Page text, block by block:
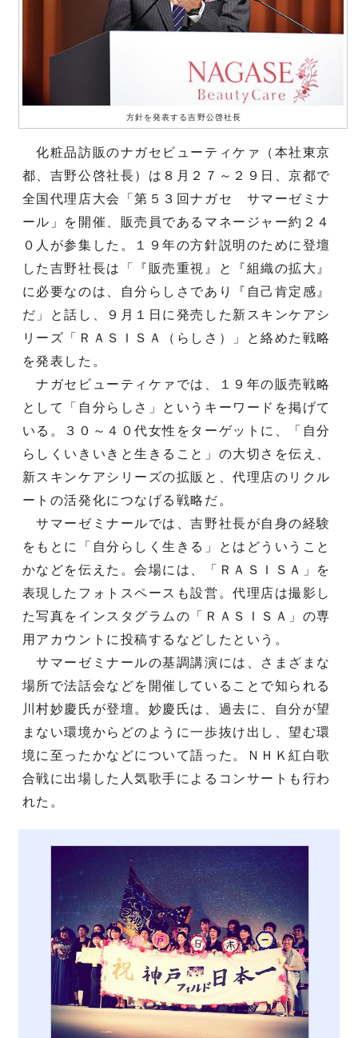
方針を発表する吉野公啓社長
化粧品訪販のナガセビューティケァ（本社東京
都、吉野公啓社長）は８月２７～２９日、京都で
全国代理店大会「第５３回ナガセ サマーゼミナ
ール」を開催、販売員であるマネージャー約２４
０人が参集した。１９年の方針説明のために登壇
した吉野社長は「『販売重視』と『組織の拡大』
に必要なのは、自分らしさであり『自己肯定感』
だ」と話し、９月１日に発売した新スキンケアシ
リーズ「ＲＡＳＩＳＡ（らしさ）」と絡めた戦略
を発表した。
ナガセビューティケァでは、１９年の販売戦略
として「自分らしさ」というキーワードを掲げて
いる。３０～４０代女性をターゲットに、「自分
らしくいきいきと生きること」の大切さを伝え、
新スキンケアシリーズの拡販と、代理店のリクル
ートの活発化につなげる戦略だ。
サマーゼミナールでは、吉野社長が自身の経験
をもとに「自分らしく生きる」とはどういうこと
かなどを伝えた。会場には、「ＲＡＳＩＳＡ」を
表現したフォトスペースも設営。代理店は撮影し
た写真をインスタグラムの「ＲＡＳＩＳＡ」の専
用アカウントに投稿するなどしたという。
サマーゼミナールの基調講演には、さまざまな
場所で法話会などを開催していることで知られる
川村妙慶氏が登壇。妙慶氏は、過去に、自分が望
まない環境からどのように一歩抜け出し、望む環
境に至ったかなどについて語った。ＮＨＫ紅白歌
合戦に出場した人気歌手によるコンサートも行わ
れた。